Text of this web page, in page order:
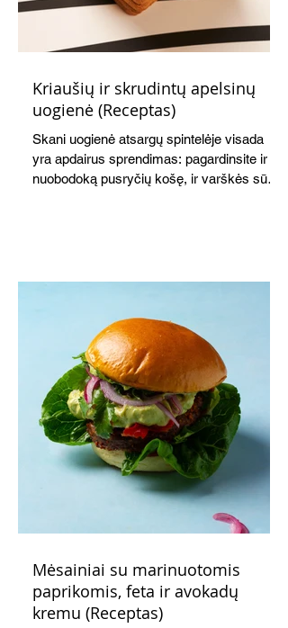
Kriaušių ir skrudintų apelsinų
uogienė (Receptas)
Skani uogienė atsargų spintelėje visada
yra apdairus sprendimas: pagardinsite ir
nuobodoką pusryčių košę, ir varškės sūrį,
Mėsainiai su marinuotomis
paprikomis, feta ir avokadų
kremu (Receptas)